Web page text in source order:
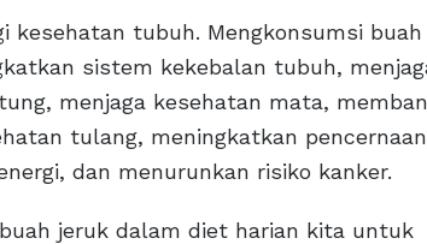
kesehatan tubuh. Mengkonsumsi
sistem kekebalan tubuh,
menjaga kesehatan mata,
tulang, meningkatkan
dan menurunkan risiko kanker.
jeruk dalam diet harian kita untuk